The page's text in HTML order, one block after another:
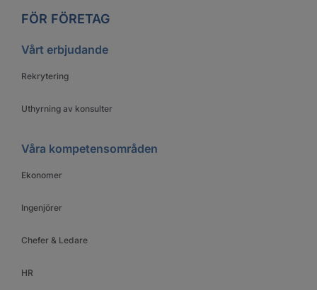
FÖR FÖRETAG
Vårt erbjudande
Rekrytering
Uthyrning av konsulter
Våra kompetensområden
Ekonomer
Ingenjörer
Chefer & Ledare
HR